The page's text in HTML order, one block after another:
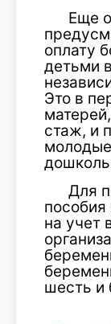
Еще
оплату
детьми
Это в
стаж, и
Для
на учет
шесть и